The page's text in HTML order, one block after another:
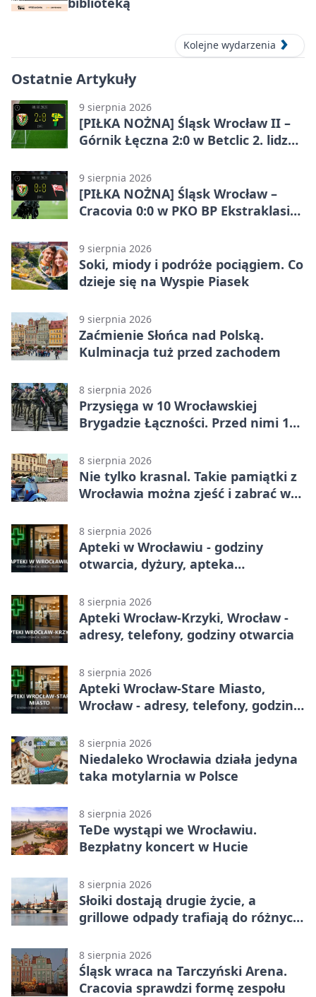
Kolejne wydarzenia
Ostatnie Artykuły
9 sierpnia 2026
[PIŁKA NOŻNA] Śląsk Wrocław II –
Górnik Łęczna 2:0 w Betclic 2. lidze.
przy Oporowskiej
9 sierpnia 2026
[PIŁKA NOŻNA] Śląsk Wrocław –
Cracovia 0:0 w PKO BP Ekstraklasie.
ponad 17 tys. kibiców
9 sierpnia 2026
Soki, miody i podróże pociągiem. Co
dzieje się na Wyspie Piasek
9 sierpnia 2026
Zaćmienie Słońca nad Polską.
Kulminacja tuż przed zachodem
8 sierpnia 2026
Przysięga w 10 Wrocławskiej
Brygadzie Łączności. Przed nimi 11
8 sierpnia 2026
Nie tylko krasnal. Takie pamiątki z
Wrocławia można zjeść i zabrać w
8 sierpnia 2026
Apteki w Wrocławiu - godziny
otwarcia, dyżury, apteka
8 sierpnia 2026
Apteki Wrocław-Krzyki, Wrocław -
adresy, telefony, godziny otwarcia
8 sierpnia 2026
Apteki Wrocław-Stare Miasto,
Wrocław - adresy, telefony, godziny
8 sierpnia 2026
Niedaleko Wrocławia działa jedyna
taka motylarnia w Polsce
8 sierpnia 2026
TeDe wystąpi we Wrocławiu.
Bezpłatny koncert w Hucie
8 sierpnia 2026
Słoiki dostają drugie życie, a
grillowe odpady trafiają do różnych
8 sierpnia 2026
Śląsk wraca na Tarczyński Arena.
Cracovia sprawdzi formę zespołu